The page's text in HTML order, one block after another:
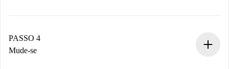
proprietário.
Se recusada: não cobraremos nada e ofereceremos
PASSO 4
Mude-se